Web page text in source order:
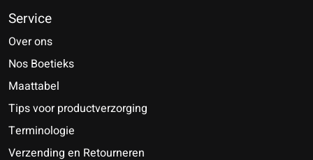
Service
Over ons
Nos Boetieks
Maattabel
Tips voor productverzorging
Terminologie
Verzending en Retourneren